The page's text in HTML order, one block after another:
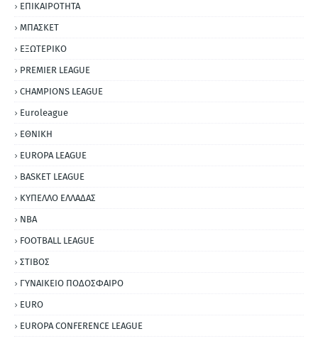
ΕΠΙΚΑΙΡΟΤΗΤΑ
ΜΠΑΣΚΕΤ
ΕΞΩΤΕΡΙΚΟ
PREMIER LEAGUE
CHAMPIONS LEAGUE
Euroleague
ΕΘΝΙΚΗ
EUROPA LEAGUE
BASKET LEAGUE
ΚΥΠΕΛΛΟ ΕΛΛΑΔΑΣ
NBA
FOOTBALL LEAGUE
ΣΤΙΒΟΣ
ΓΥΝΑΙΚΕΙΟ ΠΟΔΟΣΦΑΙΡΟ
EURO
EUROPA CONFERENCE LEAGUE